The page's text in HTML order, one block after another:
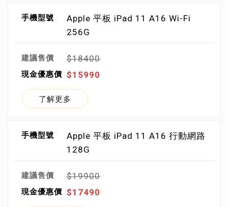
Apple 平板 iPad 11 A16 Wi-Fi
256G
$18400
$15990
了解更多
Apple 平板 iPad 11 A16 行動網路
128G
$19900
$17490